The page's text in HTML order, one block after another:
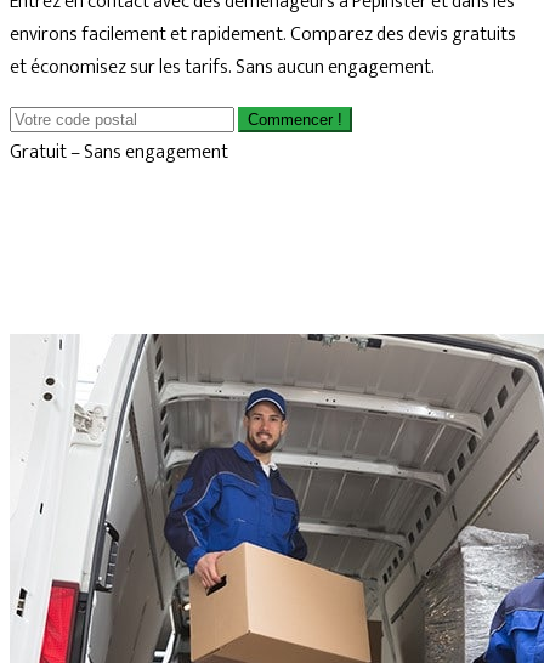
environs facilement et rapidement. Comparez des devis gratuits
et économisez sur les tarifs. Sans aucun engagement.
Commencer !
Gratuit – Sans engagement